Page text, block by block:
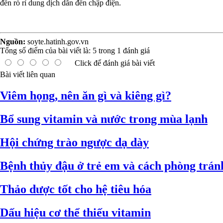
đến rò rỉ dung dịch dẫn đến chập điện.
Nguồn: soyte.hatinh.gov.vn
Tổng số điểm của bài viết là: 5 trong 1 đánh giá
Click để đánh giá bài viết
Bài viết liên quan
Viêm họng, nên ăn gì và kiêng gì?
Bổ sung vitamin và nước trong mùa lạnh
Hội chứng trào ngược dạ dày
Bệnh thủy đậu ở trẻ em và cách phòng
Thảo dược tốt cho hệ tiêu hóa
Dấu hiệu cơ thể thiếu vitamin